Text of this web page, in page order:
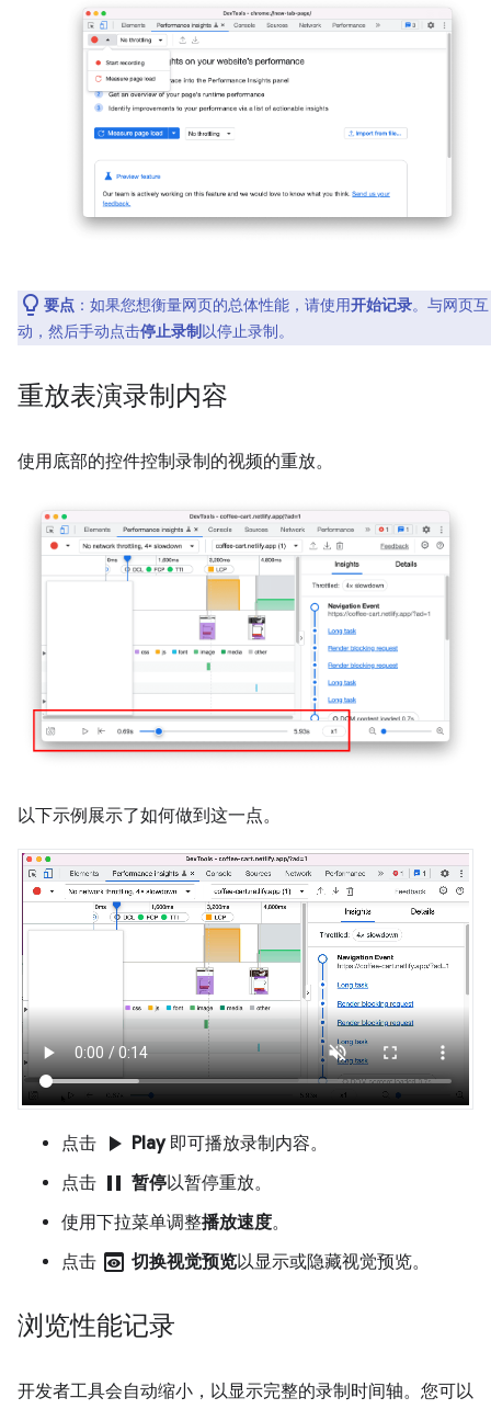
要点 ：如果您想衡量网页的总体性能，请使用开始记录。与网页互
动，然后手动点击停止录制以停止录制。
重放表演录制内容
使用底部的控件控制录制的视频的重放。
以下示例展示了如何做到这一点。
点击 play_arrow Play即可播放录制内容。
点击 pause 暂停以暂停重放。
使用下拉菜单调整播放速度。
点击 preview 切换视觉预览以显示或隐藏视觉预览。
浏览性能记录
开发者工具会自动缩小，以显示完整的录制时间轴。您可以